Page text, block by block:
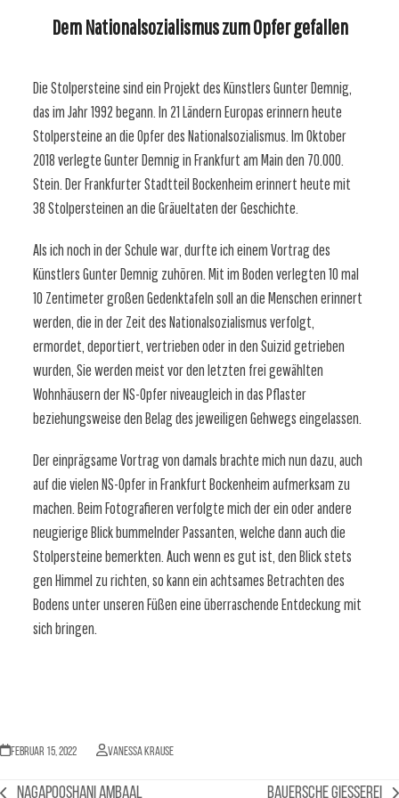
Dem Nationalsozialismus zum Opfer gefallen
Die Stolpersteine sind ein Projekt des Künstlers Gunter Demnig,
das im Jahr 1992 begann. In 21 Ländern Europas erinnern heute
Stolpersteine an die Opfer des Nationalsozialismus. Im Oktober
2018 verlegte Gunter Demnig in Frankfurt am Main den 70.000.
Stein. Der Frankfurter Stadtteil Bockenheim erinnert heute mit
38 Stolpersteinen an die Gräueltaten der Geschichte.
Als ich noch in der Schule war, durfte ich einem Vortrag des
Künstlers Gunter Demnig zuhören. Mit im Boden verlegten 10 mal
10 Zentimeter großen Gedenktafeln soll an die Menschen erinnert
werden, die in der Zeit des Nationalsozialismus verfolgt,
ermordet, deportiert, vertrieben oder in den Suizid getrieben
wurden, Sie werden meist vor den letzten frei gewählten
Wohnhäusern der NS-Opfer niveaugleich in das Pflaster
beziehungsweise den Belag des jeweiligen Gehwegs eingelassen.
Der einprägsame Vortrag von damals brachte mich nun dazu, auch
auf die vielen NS-Opfer in Frankfurt Bockenheim aufmerksam zu
machen. Beim Fotografieren verfolgte mich der ein oder andere
neugierige Blick bummelnder Passanten, welche dann auch die
Stolpersteine bemerkten. Auch wenn es gut ist, den Blick stets
gen Himmel zu richten, so kann ein achtsames Betrachten des
Bodens unter unseren Füßen eine überraschende Entdeckung mit
sich bringen.
Februar 15, 2022 Vanessa Krause
Nagapooshani Ambaal Bauersche Giesserei